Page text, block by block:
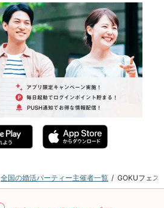
全国の婚活パーティー主催者一覧 GOKUフェス